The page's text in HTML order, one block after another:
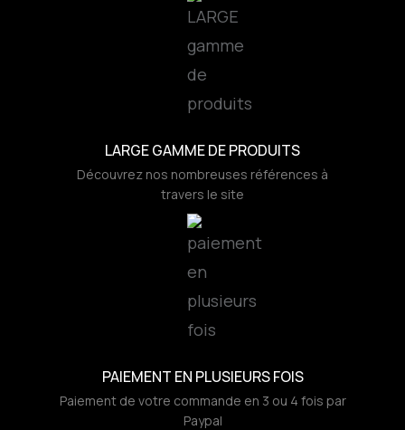
LARGE GAMME DE PRODUITS
Découvrez nos nombreuses références à
travers le site
PAIEMENT EN PLUSIEURS FOIS
Paiement de votre commande en 3 ou 4 fois par
Paypal